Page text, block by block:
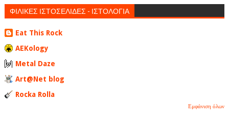
ΦΙΛΙΚΕΣ ΙΣΤΟΣΕΛΙΔΕΣ - ΙΣΤΟΛΟΓΙΑ
Eat This Rock
AEKology
Metal Daze
Art@Net blog
Rocka Rolla
Εμφάνιση όλων